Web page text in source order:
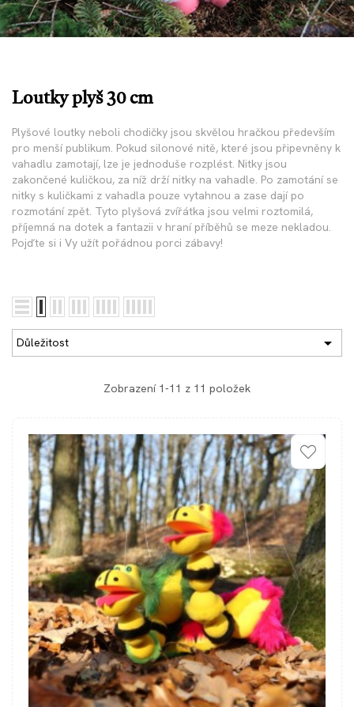
Loutky plyš 30 cm
Plyšové loutky neboli chodičky jsou skvělou hračkou především
pro menší publikum. Pokud silonové nitě, které jsou připevněny k
vahadlu zamotají, lze je jednoduše rozplést. Nitky jsou
zakončené kuličkou, za níž drží nitky na vahadle. Po zamotání se
nitky s kuličkami z vahadla pouze vytahnou a zase dají po
rozmotání zpět. Tyto plyšová zvířátka jsou velmi roztomilá,
příjemná na dotek a fantazii v hraní příběhů se meze nekladou.
Pojďte si i Vy užít pořádnou porci zábavy!
Důležitost 
Zobrazení 1-11 z 11 položek